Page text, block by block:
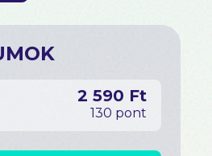
2 590 Ft
130 pont